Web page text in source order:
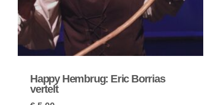
Happy Hembrug: Eric Borrias
vertelt